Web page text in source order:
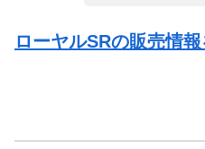
ローヤルSRの販売情